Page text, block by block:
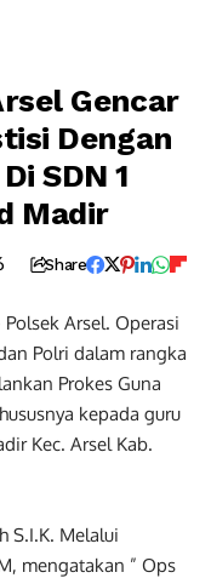
Gencar
Dengan
SDN 1
Madir
Share
Polsek Arsel. Operasi
Polri dalam rangka
Prokes Guna
kepada guru
Kec. Arsel Kab.
S.I.K. Melalui
mengatakan ” Ops